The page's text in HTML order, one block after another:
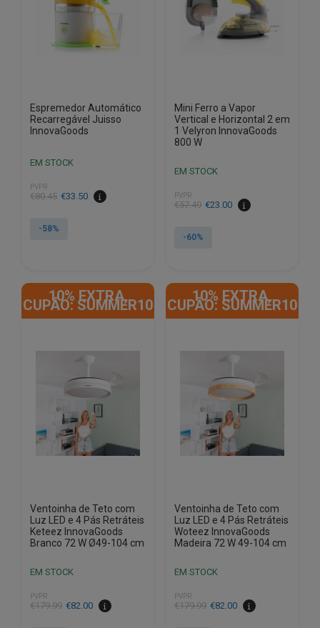
Espremedor Automático
Recarregável Juisso
InnovaGoods
EM STOCK
PVPR
€80.45
O
original
€33.50
O
atual
-58%
Mini Ferro a Vapor
Vertical e Horizontal 2 em
1 Velyron InnovaGoods
800 W
EM STOCK
PVPR
€57.49
O
original
€23.00
O
atual
-60%
10% EXTRA,
CUPÃO: SUMMER10
Ventoinha de Teto com
Luz LED e 4 Pás Retráteis
Keteez InnovaGoods
Branco 72 W Ø49-104 cm
EM STOCK
PVPR
€179.99
O
€82.00
O
10% EXTRA,
CUPÃO: SUMMER10
Ventoinha de Teto com
Luz LED e 4 Pás Retráteis
Woteez InnovaGoods
Madeira 72 W 49-104 cm
EM STOCK
PVPR
€179.99
O
€82.00
O